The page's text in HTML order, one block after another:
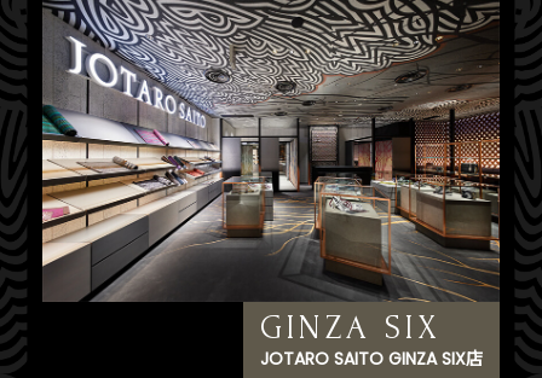
GINZA SIX
JOTARO SAITO GINZA SIX店